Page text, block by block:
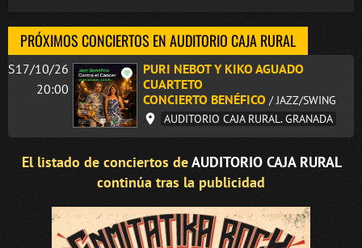
PRÓXIMOS CONCIERTOS EN AUDITORIO CAJA RURAL
S17/10/26
20:00
PURI NEBOT Y KIKO AGUADO
CUARTETO
CONCIERTO BENÉFICO / JAZZ/SWING
AUDITORIO CAJA RURAL. GRANADA
El listado de conciertos deAUDITORIO CAJA RURAL
continúa tras la publicidad